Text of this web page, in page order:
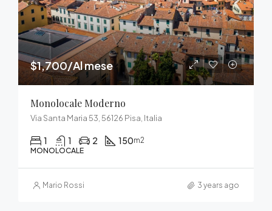
$1,700/Al mese
Monolocale Moderno
Via Santa Maria 53, 56126 Pisa, Italia
1 1 2 150m2
MONOLOCALE
Mario Rossi 3 years ago